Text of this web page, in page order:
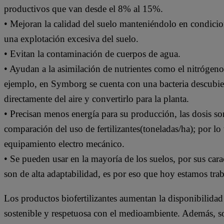
productivos que van desde el 8% al 15%.
• Mejoran la calidad del suelo manteniéndolo en
una explotación excesiva del suelo.
• Evitan la contaminación de cuerpos de agua.
• Ayudan a la asimilación de nutrientes como el
ejemplo, en Symborg se cuenta con una bacteria
directamente del aire y convertirlo para la planta.
• Precisan menos energía para su producción, las dosis
comparación del uso de fertilizantes(toneladas/ha); por
equipamiento electro mecánico.
• Se pueden usar en la mayoría de los suelos, por sus
son de alta adaptabilidad, es por eso que hoy estamos
Los productos biofertilizantes aumentan la
sostenible y respetuosa con el medioambiente. Además,